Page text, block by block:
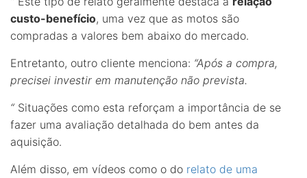
custo-benefício, uma vez que as motos são
compradas a valores bem abaixo do mercado.
Entretanto, outro cliente menciona: “Após a compra,
precisei investir em manutenção não prevista.
“Situações como esta reforçam a importância de se
fazer uma avaliação detalhada do bem antes da
aquisição.
Além disso, em vídeos como o do relato de uma